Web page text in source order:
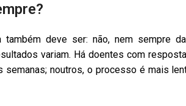
deve ser: não, nem sempre
variam. Há doentes com
noutros, o processo é mais